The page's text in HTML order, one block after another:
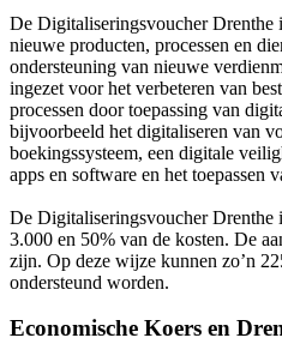
De Digitaliseringsvoucher Drenthe
nieuwe producten, processen en
ondersteuning van nieuwe
ingezet voor het verbeteren van
processen door toepassing van
bijvoorbeeld het digitaliseren van
boekingssysteem, een digitale
apps en software en het toepassen
De Digitaliseringsvoucher Drenthe
3.000 en 50% van de kosten. De
zijn. Op deze wijze kunnen zo’n
ondersteund worden.
Economische Koers en